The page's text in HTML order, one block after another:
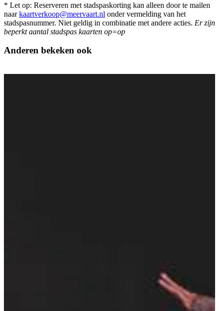
* Let op: Reserveren met stadspaskorting kan alleen door te mailen
naarkaartverkoop@meervaart.nl onder vermelding van het
stadspasnummer. Niet geldig in combinatie met andere acties. Er zijn
beperkt aantal stadspas kaarten op=op
Anderen bekeken ook